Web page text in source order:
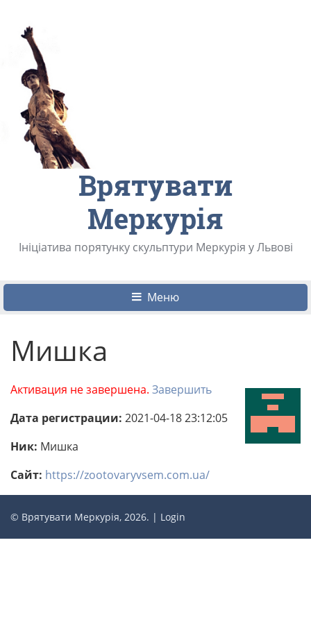
Врятувати
Меркурія
Ініціатива порятунку скульптури Меркурія у Львові
Меню
Мишка
Активация не завершена. Завершить
Дата регистрации: 2021-04-18 23:12:05
Ник: Мишка
Сайт: https://zootovaryvsem.com.ua/
© Врятувати Меркурія, 2026. | Login